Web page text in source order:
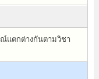
ณ์แตกต่างกันตามวิชา